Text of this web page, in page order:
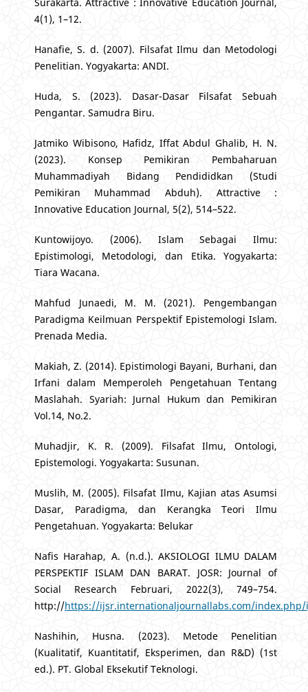
4(1), 1–12.
Hanafie, S. d. (2007). Filsafat Ilmu dan Metodologi
Penelitian. Yogyakarta: ANDI.
Huda, S. (2023). Dasar-Dasar Filsafat Sebuah
Pengantar. Samudra Biru.
Jatmiko Wibisono, Hafidz, Iffat Abdul Ghalib, H. N.
(2023). Konsep Pemikiran Pembaharuan
Muhammadiyah Bidang Pendididkan (Studi
Pemikiran Muhammad Abduh). Attractive :
Innovative Education Journal, 5(2), 514–522.
Kuntowijoyo. (2006). Islam Sebagai Ilmu:
Epistimologi, Metodologi, dan Etika. Yogyakarta:
Tiara Wacana.
Mahfud Junaedi, M. M. (2021). Pengembangan
Paradigma Keilmuan Perspektif Epistemologi Islam.
Prenada Media.
Makiah, Z. (2014). Epistimologi Bayani, Burhani, dan
Irfani dalam Memperoleh Pengetahuan Tentang
Maslahah. Syariah: Jurnal Hukum dan Pemikiran
Vol.14, No.2.
Muhadjir, K. R. (2009). Filsafat Ilmu, Ontologi,
Epistemologi. Yogyakarta: Susunan.
Muslih, M. (2005). Filsafat Ilmu, Kajian atas Asumsi
Dasar, Paradigma, dan Kerangka Teori Ilmu
Pengetahuan. Yogyakarta: Belukar
Nafis Harahap, A. (n.d.). AKSIOLOGI ILMU DALAM
PERSPEKTIF ISLAM DAN BARAT. JOSR: Journal of
Social Research Februari, 2022(3), 749–754.
http://https://ijsr.internationaljournallabs.com/
Nashihin, Husna. (2023). Metode Penelitian
(Kualitatif, Kuantitatif, Eksperimen, dan R&D) (1st
ed.). PT. Global Eksekutif Teknologi.